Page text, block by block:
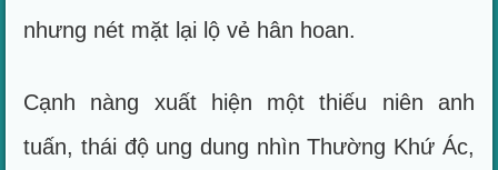
nhưng nét mặt lại lộ vẻ hân hoan.
Cạnh nàng xuất hiện một thiếu niên anh
tuấn, thái độ ung dung nhìn Thường Khứ Ác,